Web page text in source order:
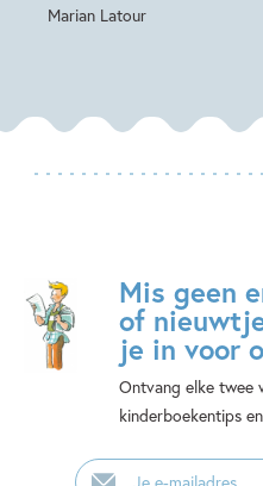
Marian Latour
Mis geen
of
je in voor
Ontvang elke twee
kinderboekentips
E-